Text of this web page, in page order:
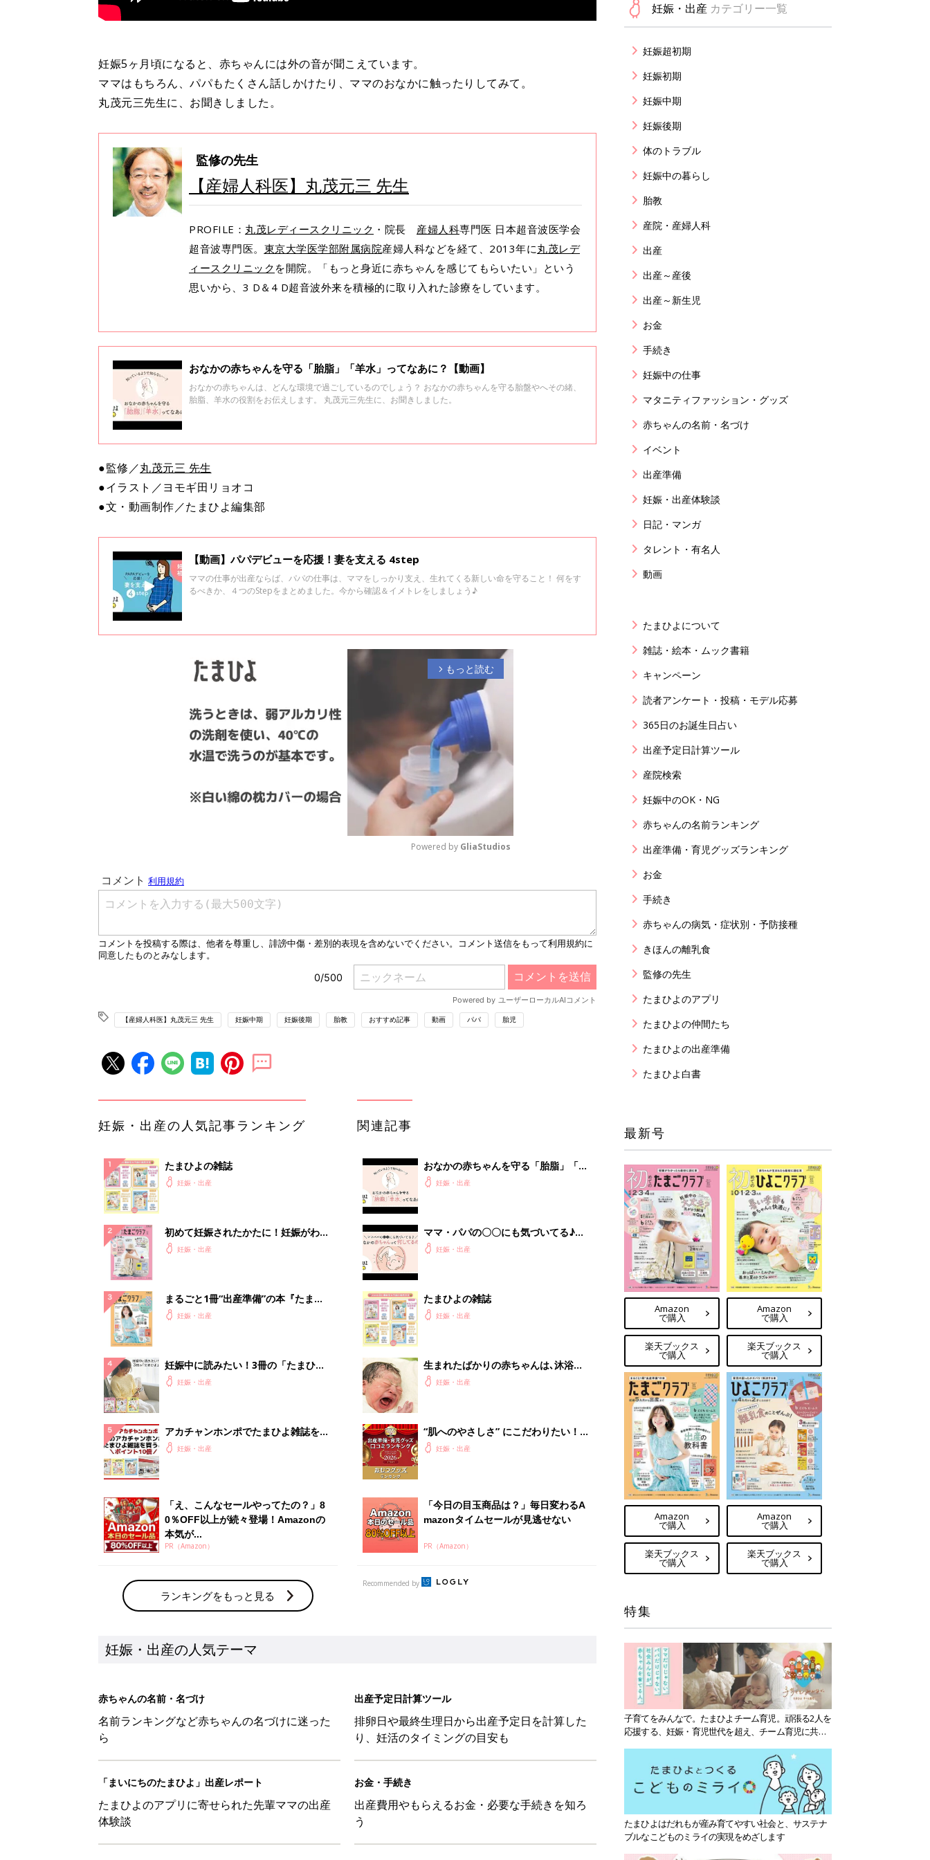
妊娠5ヶ月頃になると、赤ちゃんには外の音が聞こえています。
ママはもちろん、パパもたくさん話しかけたり、ママのおなかに触ったりしてみて。
丸茂元三先生に、お聞きしました。
監修の先生
【産婦人科医】丸茂元三 先生
PROFILE： 丸茂レディースクリニック ・院長 産婦人科専門医 日本超音波医学会
超音波専門医。 東京大学医学部附属病院産婦人科などを経て、2013年に丸茂レデ
ィースクリニック を開院。「もっと身近に赤ちゃんを感じてもらいたい」という
思いから、3 D＆4 D超音波外来を積極的に取り入れた診療をしています。
おなかの赤ちゃんを守る「胎脂」「羊水」ってなあに？【動画】
おなかの赤ちゃんは、どんな環境で過ごしているのでしょう？ おなかの赤ちゃんを守る胎盤やへその緒、
胎脂、羊水の役割をお伝えします。 丸茂元三先生に、お聞きしました。
●監修／丸茂元三 先生
●イラスト／ヨモギ田リョオコ
●文・動画制作／たまひよ編集部
【動画】パパデビューを応援！妻を支える 4step
ママの仕事が出産ならば、パパの仕事は、ママをしっかり支え、生れてくる新しい命を守ること！ 何をす
るべきか、４つのStepをまとめました。今から確認＆イメトレをしましょう♪
arrow_forward_ios もっと読む
M
e
Powered by GliaStudios
【産婦人科医】丸茂元三 先生 妊娠中期 妊娠後期 胎教 おすすめ記事 動画 パパ 胎児
妊娠・出産の人気記事ランキング
たまひよの雑誌
妊娠・出産
初めて妊娠されたかたに！妊娠がわか
ったら最初に読む本『初めてのたまご
妊娠・出産
まるごと1冊“出産準備”の本『たまご
クラブ 夏号』〈スペシャル大特集〉
妊娠・出産
妊娠中に読みたい！3冊の「たまひ
よ」妊娠・出産
アカチャンホンポでたまひよ雑誌を買
うとポイント10倍【期間限定】
妊娠・出産
「え、こんなセールやってたの？」8
0％OFF以上が続々登場！Amazonの
本気が...
PR（Amazon）
ランキングをもっと見る
関連記事
おなかの赤ちゃんを守る「胎脂」「羊
水」ってなあに？【動画】
妊娠・出産
ママ・パパの〇〇にも気づいてる♪お
なかの赤ちゃんって何してるの？【動
妊娠・出産
たまひよの雑誌
妊娠・出産
生まれたばかりの赤ちゃんは､沐浴を
しないのが正解!?胎脂を洗い流さない
妊娠・出産
“肌へのやさしさ” にこだわりたい！
ママ・パパが選ぶおむつグッズ8選
妊娠・出産
「今日の目玉商品は？」毎日変わるA
mazonタイムセールが見逃せない
PR（Amazon）
Recommended by
妊娠・出産の人気テーマ
赤ちゃんの名前・名づけ
名前ランキングなど赤ちゃんの名づけに迷った
ら
出産予定日計算ツール
排卵日や最終生理日から出産予定日を計算した
り、妊活のタイミングの目安も
「まいにちのたまひよ」出産レポート
たまひよのアプリに寄せられた先輩ママの出産
体験談
お金・手続き
出産費用やもらえるお金・必要な手続きを知ろ
う
妊娠・出産 カテゴリー一覧
妊娠超初期
妊娠初期
妊娠中期
妊娠後期
体のトラブル
妊娠中の暮らし
胎教
産院・産婦人科
出産
出産～産後
出産～新生児
お金
手続き
妊娠中の仕事
マタニティファッション・グッズ
赤ちゃんの名前・名づけ
イベント
出産準備
妊娠・出産体験談
日記・マンガ
タレント・有名人
動画
たまひよについて
雑誌・絵本・ムック書籍
キャンペーン
読者アンケート・投稿・モデル応募
365日のお誕生日占い
出産予定日計算ツール
産院検索
妊娠中のOK・NG
赤ちゃんの名前ランキング
出産準備・育児グッズランキング
お金
手続き
赤ちゃんの病気・症状別・予防接種
きほんの離乳食
監修の先生
たまひよのアプリ
たまひよの仲間たち
たまひよの出産準備
たまひよ白書
最新号
Amazon
で購入
楽天ブックス
で購入
Amazon
で購入
楽天ブックス
で購入
Amazon
で購入
楽天ブックス
で購入
Amazon
で購入
楽天ブックス
で購入
特集
子育てをみんなで。たまひよチーム育児。頑張る2人を
応援する、妊娠・育児世代を超え、チーム育児に共感
たまひよはだれもが産み育てやすい社会と、サステナ
ブルなこどものミライの実現をめざします